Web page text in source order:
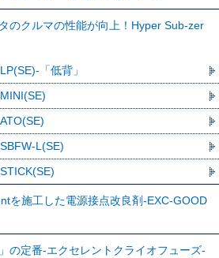
のクルマの性能が向上！Hyper Sub-zer
「低背」
L(SE)
を施工した電源接点改良剤-EXC-GOOD
の定番-エクセレントクライオフューズ-